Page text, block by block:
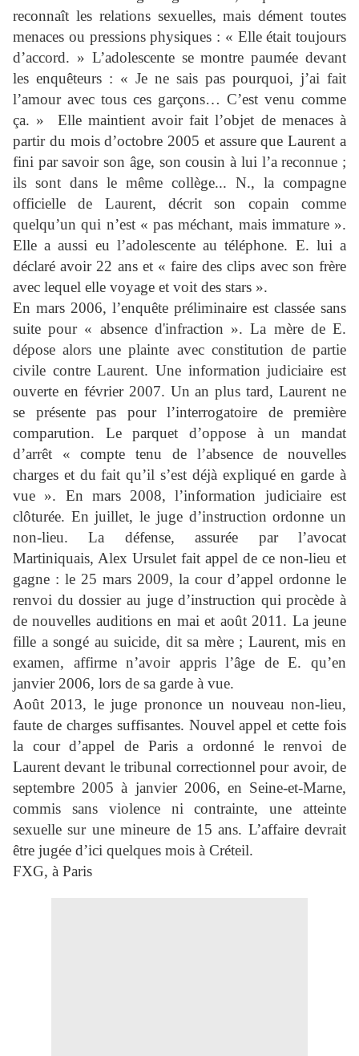
reconnaît les relations sexuelles, mais dément toutes
menaces ou pressions physiques : « Elle était toujours
d’accord. » L’adolescente se montre paumée devant
les enquêteurs : « Je ne sais pas pourquoi, j’ai fait
l’amour avec tous ces garçons… C’est venu comme
ça. » Elle maintient avoir fait l’objet de menaces à
partir du mois d’octobre 2005 et assure que Laurent a
fini par savoir son âge, son cousin à lui l’a reconnue ;
ils sont dans le même collège... N., la compagne
officielle de Laurent, décrit son copain comme
quelqu’un qui n’est « pas méchant, mais immature ».
Elle a aussi eu l’adolescente au téléphone. E. lui a
déclaré avoir 22 ans et « faire des clips avec son frère
avec lequel elle voyage et voit des stars ».
En mars 2006, l’enquête préliminaire est classée sans
suite pour « absence d'infraction ». La mère de E.
dépose alors une plainte avec constitution de partie
civile contre Laurent. Une information judiciaire est
ouverte en février 2007. Un an plus tard, Laurent ne
se présente pas pour l’interrogatoire de première
comparution. Le parquet d’oppose à un mandat
d’arrêt « compte tenu de l’absence de nouvelles
charges et du fait qu’il s’est déjà expliqué en garde à
vue ». En mars 2008, l’information judiciaire est
clôturée. En juillet, le juge d’instruction ordonne un
non-lieu. La défense, assurée par l’avocat
Martiniquais, Alex Ursulet fait appel de ce non-lieu et
gagne : le 25 mars 2009, la cour d’appel ordonne le
renvoi du dossier au juge d’instruction qui procède à
de nouvelles auditions en mai et août 2011. La jeune
fille a songé au suicide, dit sa mère ; Laurent, mis en
examen, affirme n’avoir appris l’âge de E. qu’en
janvier 2006, lors de sa garde à vue.
Août 2013, le juge prononce un nouveau non-lieu,
faute de charges suffisantes. Nouvel appel et cette fois
la cour d’appel de Paris a ordonné le renvoi de
Laurent devant le tribunal correctionnel pour avoir, de
septembre 2005 à janvier 2006, en Seine-et-Marne,
commis sans violence ni contrainte, une atteinte
sexuelle sur une mineure de 15 ans. L’affaire devrait
être jugée d’ici quelques mois à Créteil.
FXG, à Paris